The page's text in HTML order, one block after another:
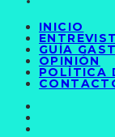
INICIO
GUÍA
OPINIÓN
POLÍTICA